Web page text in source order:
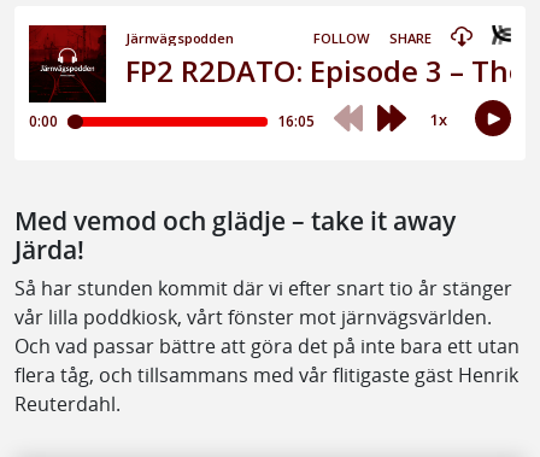
Med vemod och glädje – take it away
Järda!
Så har stunden kommit där vi efter snart tio år stänger
vår lilla poddkiosk, vårt fönster mot järnvägsvärlden.
Och vad passar bättre att göra det på inte bara ett utan
flera tåg, och tillsammans med vår flitigaste gäst Henrik
Reuterdahl.